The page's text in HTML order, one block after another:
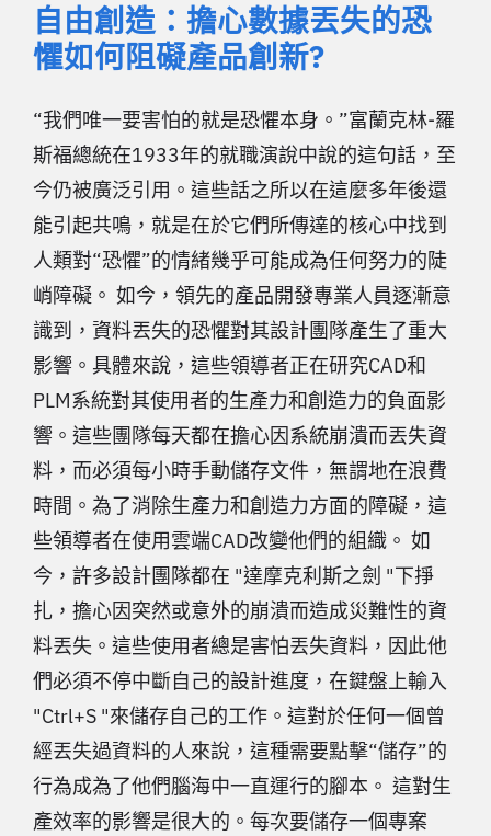
自由創造：擔心數據丟失的恐
懼如何阻礙產品創新?
“我們唯一要害怕的就是恐懼本身。”富蘭克林-羅
斯福總統在1933年的就職演說中說的這句話，至
今仍被廣泛引用。這些話之所以在這麼多年後還
能引起共鳴，就是在於它們所傳達的核心中找到
人類對“恐懼”的情緒幾乎可能成為任何努力的陡
峭障礙。 如今，領先的產品開發專業人員逐漸意
識到，資料丟失的恐懼對其設計團隊產生了重大
影響。具體來說，這些領導者正在研究CAD和
PLM系統對其使用者的生產力和創造力的負面影
響。這些團隊每天都在擔心因系統崩潰而丟失資
料，而必須每小時手動儲存文件，無謂地在浪費
時間。為了消除生產力和創造力方面的障礙，這
些領導者在使用雲端CAD改變他們的組織。 如
今，許多設計團隊都在 "達摩克利斯之劍 "下掙
扎，擔心因突然或意外的崩潰而造成災難性的資
料丟失。這些使用者總是害怕丟失資料，因此他
們必須不停中斷自己的設計進度，在鍵盤上輸入
"Ctrl+S "來儲存自己的工作。這對於任何一個曾
經丟失過資料的人來說，這種需要點擊“儲存”的
行為成為了他們腦海中一直運行的腳本。 這對生
產效率的影響是很大的。每次要儲存一個專案